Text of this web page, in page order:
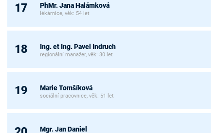
17 PhMr. Jana Halámková
lékárnice, věk: 54 let
18 Ing. et Ing. Pavel Indruch
regionální manažer, věk: 30 let
19 Marie Tomšíková
sociální pracovnice, věk: 51 let
Mgr. Jan Daniel